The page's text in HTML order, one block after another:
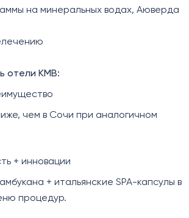
на минеральных водах, Аюверда
отели КМВ:
чем в Сочи при аналогичном
+ инновации
+ итальянские SPA-капсулы в
процедур.